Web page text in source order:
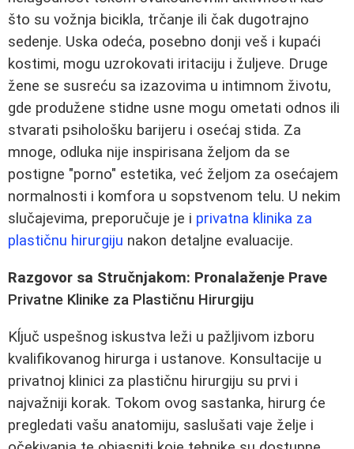
što su vožnja bicikla, trčanje ili čak dugotrajno
sedenje. Uska odeća, posebno donji veš i kupaći
kostimi, mogu uzrokovati iritaciju i žuljeve. Druge
žene se susreću sa izazovima u intimnom životu,
gde produžene stidne usne mogu ometati odnos ili
stvarati psihološku barijeru i osećaj stida. Za
mnoge, odluka nije inspirisana željom da se
postigne "porno" estetika, već željom za osećajem
normalnosti i komfora u sopstvenom telu. U nekim
slučajevima, preporučuje je i privatna klinika za
plastičnu hirurgiju nakon detaljne evaluacije.
Razgovor sa Stručnjakom: Pronalaženje Prave
Privatne Klinike za Plastičnu Hirurgiju
Kĺjuč uspešnog iskustva leži u pažljivom izboru
kvalifikovanog hirurga i ustanove. Konsultacije u
privatnoj klinici za plastičnu hirurgiju su prvi i
najvažniji korak. Tokom ovog sastanka, hirurg će
pregledati vašu anatomiju, saslušati vaje želje i